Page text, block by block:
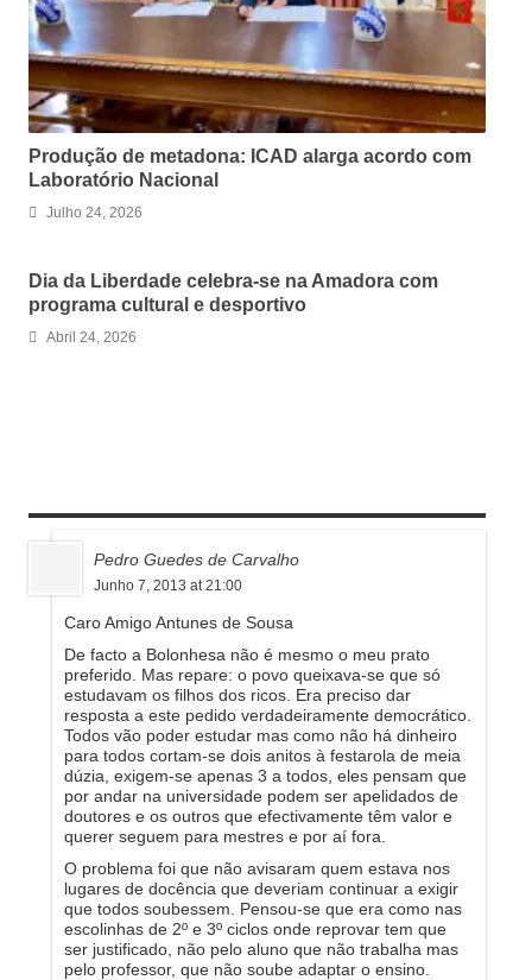
Produção de metadona: ICAD alarga acordo com
Laboratório Nacional
Julho 24, 2026
Dia da Liberdade celebra-se na Amadora com
programa cultural e desportivo
Abril 24, 2026
Pedro Guedes de Carvalho
Junho 7, 2013 at 21:00
Caro Amigo Antunes de Sousa
De facto a Bolonhesa não é mesmo o meu prato
preferido. Mas repare: o povo queixava-se que só
estudavam os filhos dos ricos. Era preciso dar
resposta a este pedido verdadeiramente democrático.
Todos vão poder estudar mas como não há dinheiro
para todos cortam-se dois anitos à festarola de meia
dúzia, exigem-se apenas 3 a todos, eles pensam que
por andar na universidade podem ser apelidados de
doutores e os outros que efectivamente têm valor e
querer seguem para mestres e por aí fora.
O problema foi que não avisaram quem estava nos
lugares de docência que deveriam continuar a exigir
que todos soubessem. Pensou-se que era como nas
escolinhas de 2º e 3º ciclos onde reprovar tem que
ser justificado, não pelo aluno que não trabalha mas
pelo professor, que não soube adaptar o ensino.